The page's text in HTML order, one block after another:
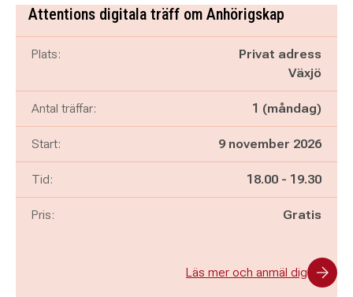
Attentions digitala träff om Anhörigskap
Plats:
Privat adress
Växjö
Antal träffar: 1 (måndag)
Start: 9 november 2026
Tid: Pågår mellan
18.00 - och
19.30
Pris: Gratis
Läs mer och anmäl dig